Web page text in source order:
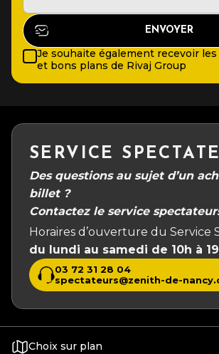
Je souhaite également recevoir
et bons plans de Rivaj Group
SERVICE
Des questions au sujet d’un
billet ?
Contactez le service
Horaires d’ouverture du Service
du lundi au samedi de 10h à
03 72 31 28 04
spectateurs@zenith-de-
Choix sur plan